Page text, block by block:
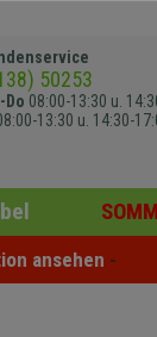
50253
Do 08:00-13:30 u.
13:30 u. 14:30-
ansehen -